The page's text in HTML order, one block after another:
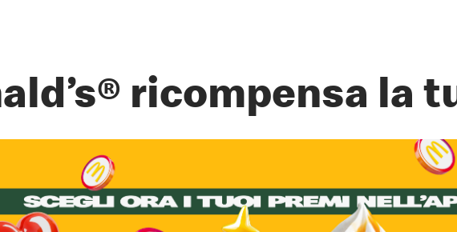
ricompensa la